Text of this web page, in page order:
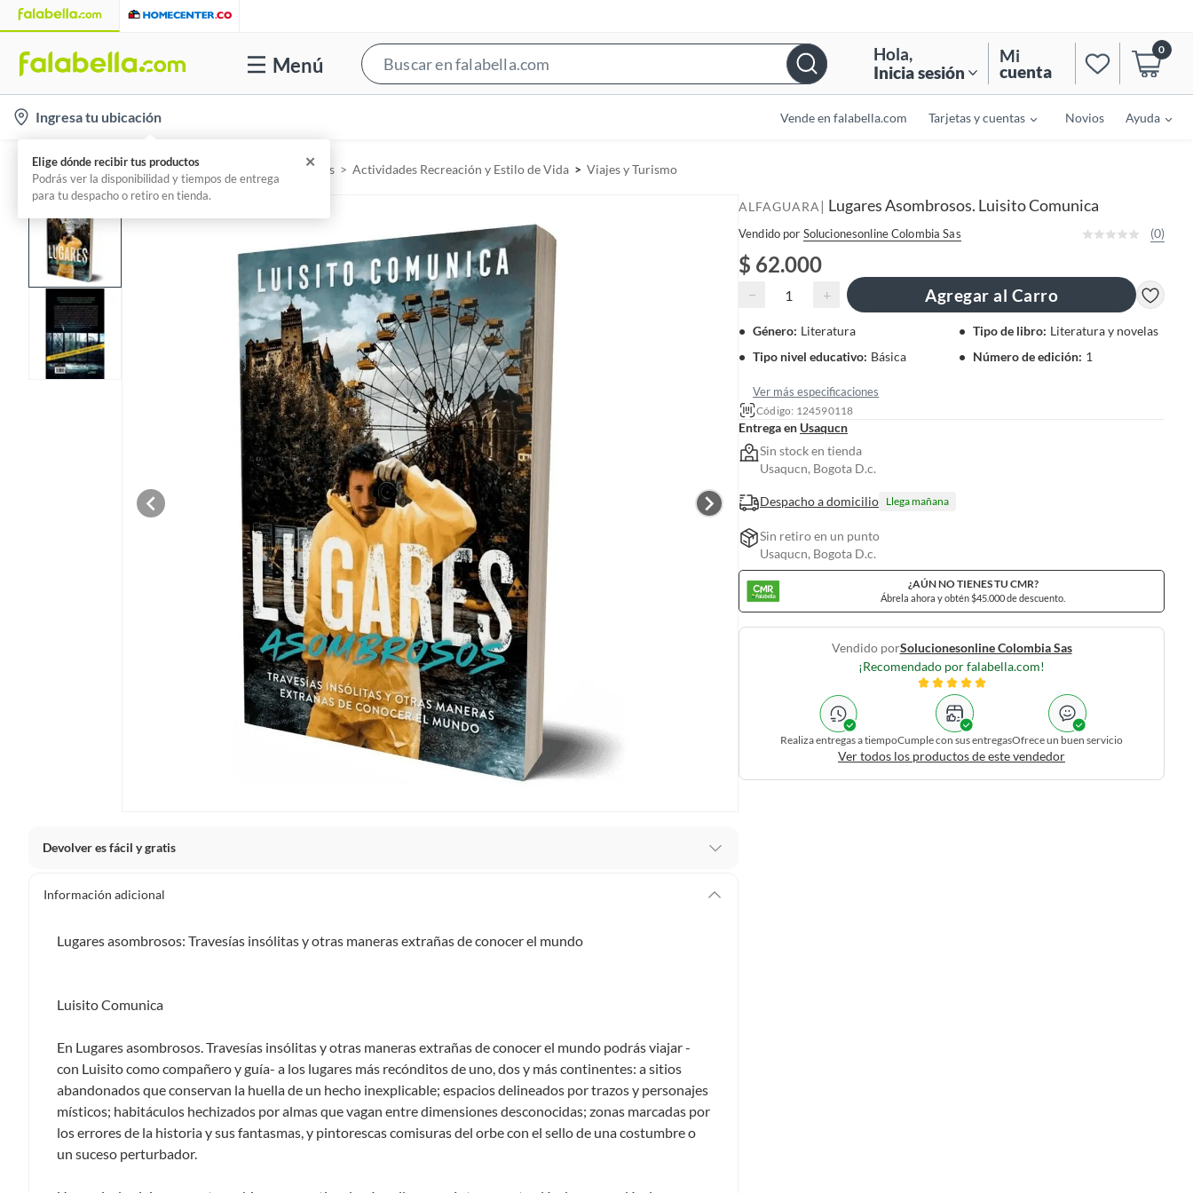
Menú
e
h
Hola,
Inicia sesión
Mi
cuenta
0
Ingresa tu ubicación Vende en falabella.com Tarjetas y cuentas Novios Ayuda
Home Libros, papelería y celebraciones - Libros Actividades Recreación y Estilo de Vida Viajes y Turismo
Devolver es fácil y gratis
clientes cuentas con garantías y derechos que puedes ejercer si necesitas hacer una devolución.
De conformidad con lo establecido en el artículo 47 de la Ley 1480 de 2011 en armonía con el artículo 3 de la Ley
esto es, en su caja original, con los sellos y sin uso.
Tienes 30 días calendariodesde que recibes el producto para pedir su devolución. Ten en cuenta que hay productos de
ciertas categorías no se pueden devolver si cambias de opinión:
Ten en cuenta que hay productos de ciertas categorías no se pueden devolver si cambias de opinión:Productos de uso
personal, alimentos, bebidas, suplementos, medicamentos, vitaminas, intangibles, licencias, eléctricos, electrodomésticos,
electrónicos, tecnología, colchones, muebles y máquinas deportivas.
Para conocer más sobre el derecho de retracto y nuestra política de devolución ingresa a
Información adicional
Lugares asombrosos: Travesías insólitas y otras maneras extrañas de conocer el mundo
Luisito Comunica
En Lugares asombrosos. Travesías insólitas y otras maneras extrañas de conocer el mundo podrás viajar -
con Luisito como compañero y guía- a los lugares más recónditos de uno, dos y más continentes: a sitios
abandonados que conservan la huella de un hecho inexplicable; espacios delineados por trazos y personajes
místicos; habitáculos hechizados por almas que vagan entre dimensiones desconocidas; zonas marcadas por
los errores de la historia y sus fantasmas, y pintorescas comisuras del orbe con el sello de una costumbre o
un suceso perturbador.
ALFAGUARA | Lugares Asombrosos. Luisito Comunica
Vendido por Solucionesonline Colombia Sas (0)
$ 62.000
− + Agregar al Carro
Género: Literatura Tipo de libro: Literatura y novelas
Tipo nivel educativo: Básica Número de edición: 1
Ver más especificaciones
Código: 124590118
Entrega en Usaqucn
Sin stock en tienda
Usaqucn, Bogota D.c.
Despacho a domicilio Llega mañana
Sin retiro en un punto
Usaqucn, Bogota D.c.
¿AÚN NO TIENES TU CMR?
Ábrela ahora y obtén $45.000 de descuento.
Vendido porSolucionesonline Colombia Sas
¡Recomendado por falabella.com!
Realiza entregas a tiempoCumple con sus entregasOfrece un buen servicio
Ver todos los productos de este vendedor